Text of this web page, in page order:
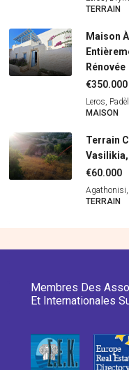
ΤERRAIN
Maison
Rénovée
€350.000
Leros,
MAISON
Terrain
€60.000
ΤERRAIN
Membres Des
Et Internationales